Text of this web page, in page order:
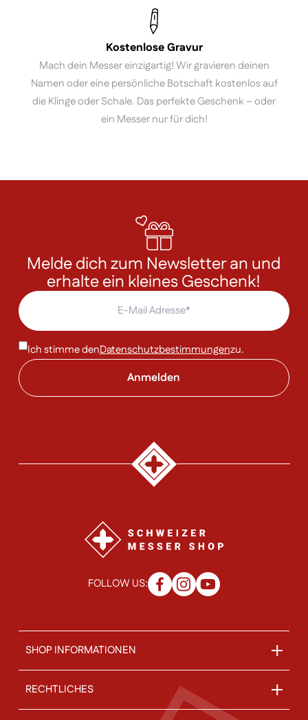
Kostenlose Gravur
Mach dein Messer einzigartig! Wir gravieren deinen
Namen oder eine persönliche Botschaft kostenlos auf
die Klinge oder Schale. Das perfekte Geschenk – oder
ein Messer nur für dich!
Melde dich zum Newsletter an und
erhalte ein kleines Geschenk!
Ich stimme denDatenschutzbestimmungenzu.
FOLLOW US:
SHOP INFORMATIONEN
RECHTLICHES